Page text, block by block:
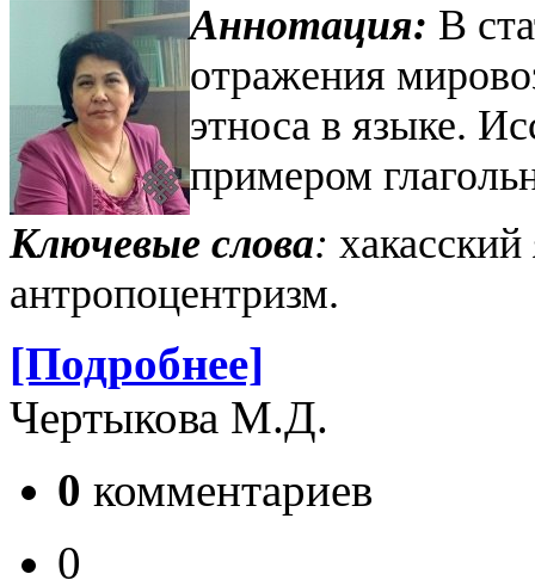
Аннотация: В
отражения
этноса в языке.
примером
Ключевые слова:
антропоцентризм.
[Подробнее]
Чертыкова М.Д.
0 комментариев
0